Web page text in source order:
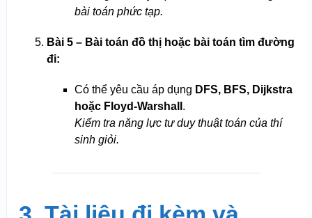
bài toán phức tạp.
Bài 5 – Bài toán đồ thị hoặc bài toán tìm đường
đi:
Có thể yêu cầu áp dụng DFS, BFS, Dijkstra
hoặc Floyd-Warshall .
Kiểm tra năng lực tư duy thuật toán của thí
sinh giỏi.